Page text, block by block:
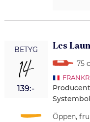
BETYG
14
139:-
Les
75
Öppen,